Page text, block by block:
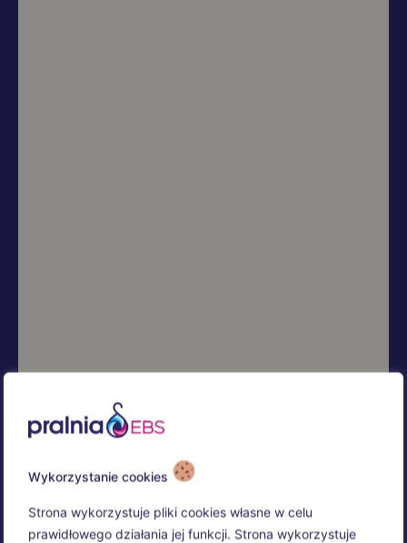
Wykorzystanie cookies
Strona wykorzystuje pliki cookies własne w celu
prawidłowego działania jej funkcji. Strona wykorzystuje